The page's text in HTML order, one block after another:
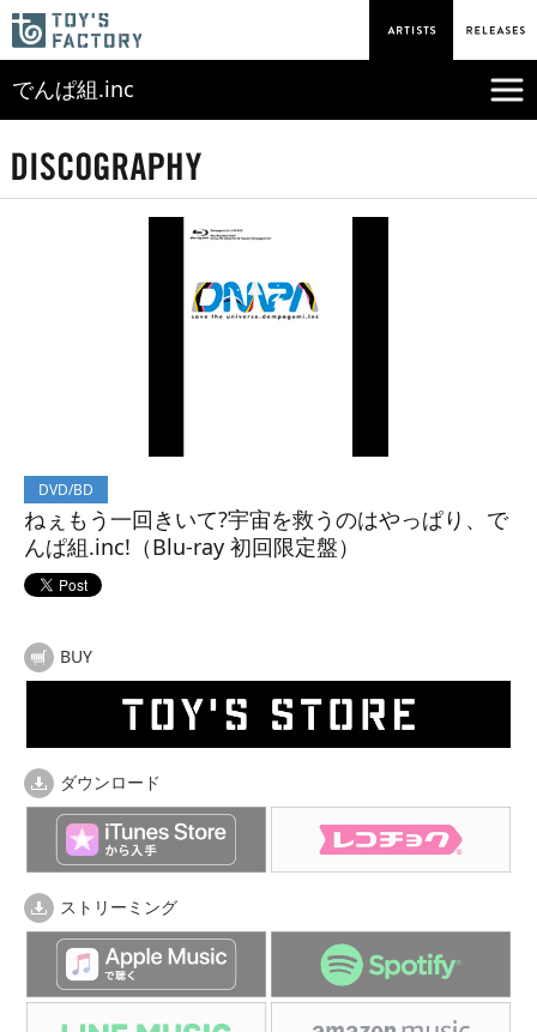
でんぱ組.inc
DVD/BD
ねぇもう一回きいて?宇宙を救うのはやっぱり、で
んぱ組.inc!（Blu-ray 初回限定盤）
BUY
ダウンロード
ストリーミング